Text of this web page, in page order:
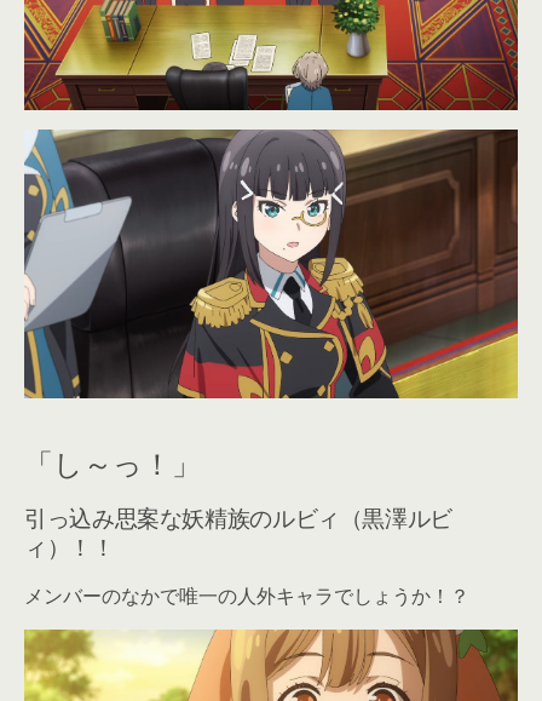
「し～っ！」
引っ込み思案な妖精族のルビィ（黒澤ルビ
ィ）！！
メンバーのなかで唯一の人外キャラでしょうか！？